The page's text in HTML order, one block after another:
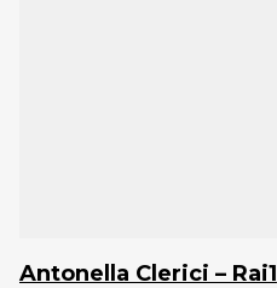
Antonella Clerici – Rai1